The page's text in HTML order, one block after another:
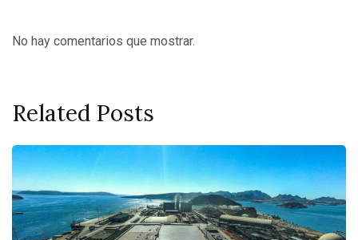
No hay comentarios que mostrar.
Related Posts